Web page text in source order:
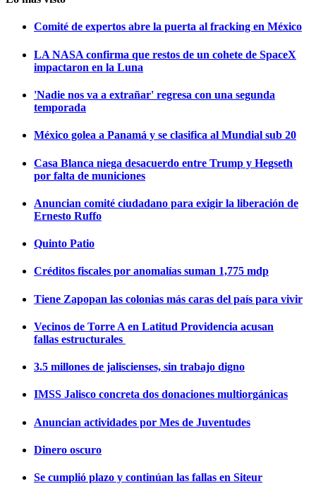
Comité de expertos abre la puerta al fracking en México
LA NASA confirma que restos de un cohete de SpaceX
impactaron en la Luna
'Nadie nos va a extrañar' regresa con una segunda
temporada
México golea a Panamá y se clasifica al Mundial sub 20
Casa Blanca niega desacuerdo entre Trump y Hegseth
por falta de municiones
Anuncian comité ciudadano para exigir la liberación de
Ernesto Ruffo
Quinto Patio
Créditos fiscales por anomalías suman 1,775 mdp
Tiene Zapopan las colonias más caras del país para vivir
Vecinos de Torre A en Latitud Providencia acusan
fallas estructurales
3.5 millones de jaliscienses, sin trabajo digno
IMSS Jalisco concreta dos donaciones multiorgánicas
Anuncian actividades por Mes de Juventudes
Dinero oscuro
Se cumplió plazo y continúan las fallas en Siteur